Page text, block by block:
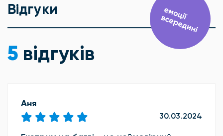
Відгуки
5 відгуків
Аня
30.03.2024